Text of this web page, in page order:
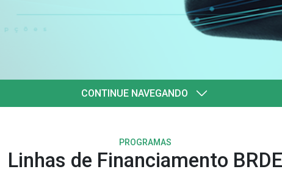
CONTINUE NAVEGANDO
PROGRAMAS
Linhas de Financiamento BRDE